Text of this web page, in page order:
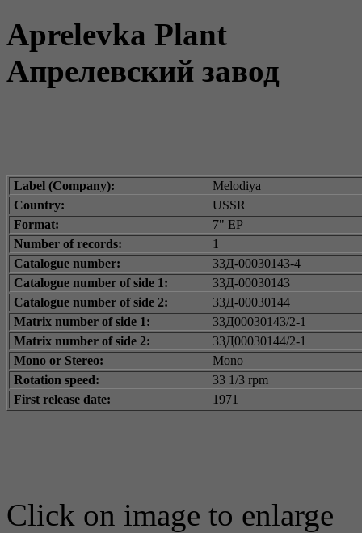
Aprelevka Plant
Апрелевский завод
Label (Company):
Melodiya
Country:
USSR
Format:
7" EP
Number of records:
1
Catalogue number:
33Д-00030143-4
Catalogue number of side 1:
33Д-00030143
Catalogue number of side 2:
33Д-00030144
Matrix number of side 1:
33Д00030143/2-1
Matrix number of side 2:
33Д00030144/2-1
Mono or Stereo:
Mono
Rotation speed:
33 1/3 rpm
First release date:
1971
Click on image to enlarge